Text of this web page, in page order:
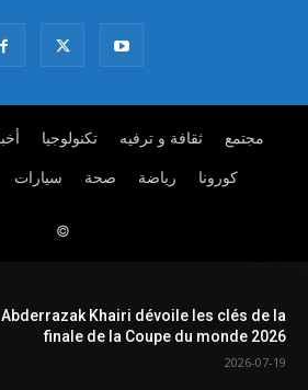
Abderrazak Khairi dévoile les clés de la
finale de la Coupe du monde 2026
2026-07-19